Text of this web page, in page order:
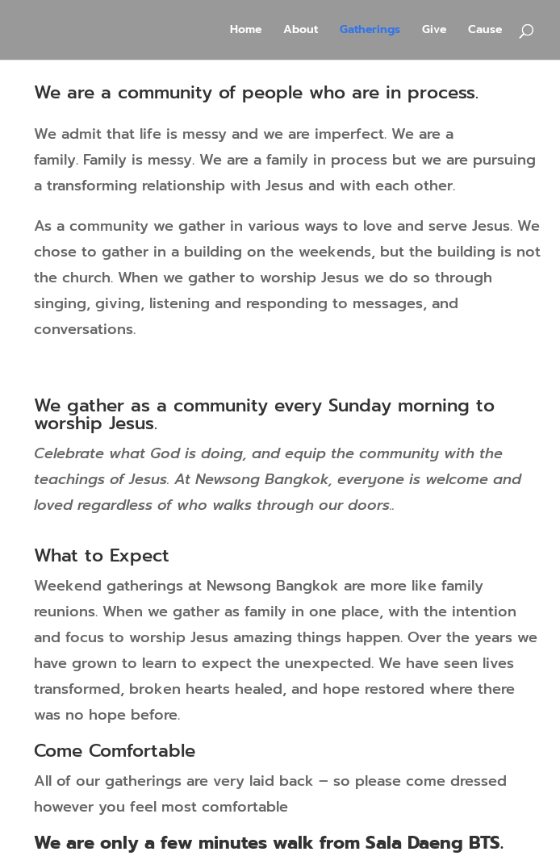
Home About Gatherings Give Cause
We are a community of people who are in process.
We admit that life is messy and we are imperfect. We are a
family. Family is messy. We are a family in process but we are pursuing
a transforming relationship with Jesus and with each other.
As a community we gather in various ways to love and serve Jesus. We
chose to gather in a building on the weekends, but the building is not
the church. When we gather to worship Jesus we do so through
singing, giving, listening and responding to messages, and
conversations.
We gather as a community every Sunday morning to
worship Jesus.
Celebrate what God is doing, and equip the community with the
teachings of Jesus. At Newsong Bangkok, everyone is welcome and
loved regardless of who walks through our doors..
What to Expect
Weekend gatherings at Newsong Bangkok are more like family
reunions. When we gather as family in one place, with the intention
and focus to worship Jesus amazing things happen. Over the years we
have grown to learn to expect the unexpected. We have seen lives
transformed, broken hearts healed, and hope restored where there
was no hope before.
Come Comfortable
All of our gatherings are very laid back – so please come dressed
however you feel most comfortable
We are only a few minutes walk from Sala Daeng BTS.